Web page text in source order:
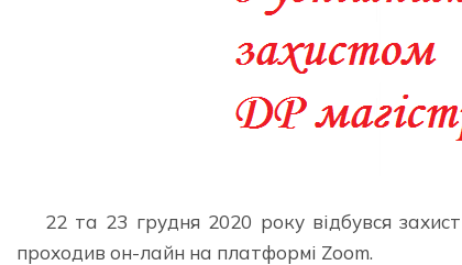
22 та 23 грудня 2020 року відбувся захист
проходив он-лайн на платформі Zoom.